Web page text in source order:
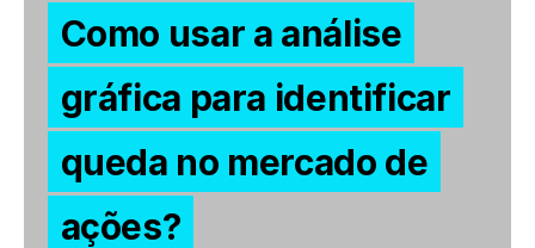
Como usar a análise
gráfica para identificar
queda no mercado de
ações?